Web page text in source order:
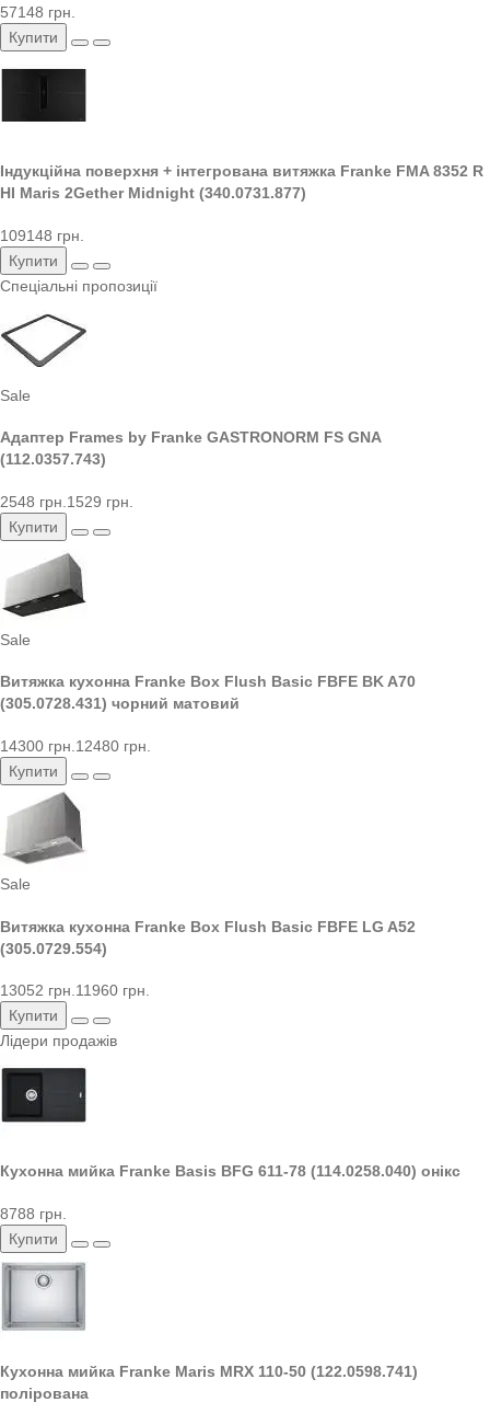
57148 грн.
Купити
Індукційна поверхня + інтегрована витяжка Franke FMA 8352 R
HI Maris 2Gether Midnight (340.0731.877)
109148 грн.
Купити
Спеціальні пропозиції
Sale
Адаптер Frames by Franke GASTRONORM FS GNA
(112.0357.743)
2548 грн. 1529 грн.
Купити
Sale
Витяжка кухонна Franke Box Flush Basic FBFE BK A70
(305.0728.431) чорний матовий
14300 грн. 12480 грн.
Купити
Sale
Витяжка кухонна Franke Box Flush Basic FBFE LG A52
(305.0729.554)
13052 грн.11960 грн.
Купити
Лідери продажів
Кухонна мийка Franke Basis BFG 611-78 (114.0258.040) онікс
8788 грн.
Купити
Кухонна мийка Franke Maris MRX 110-50 (122.0598.741)
полірована